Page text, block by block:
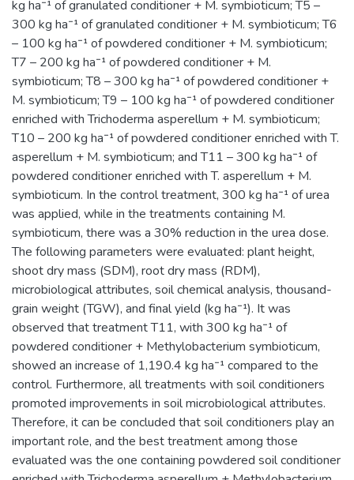
kg ha⁻¹ of granulated conditioner + M. symbioticum; T5 –
300 kg ha⁻¹ of granulated conditioner + M. symbioticum; T6
– 100 kg ha⁻¹ of powdered conditioner + M. symbioticum;
T7 – 200 kg ha⁻¹ of powdered conditioner + M.
symbioticum; T8 – 300 kg ha⁻¹ of powdered conditioner +
M. symbioticum; T9 – 100 kg ha⁻¹ of powdered conditioner
enriched with Trichoderma asperellum + M. symbioticum;
T10 – 200 kg ha⁻¹ of powdered conditioner enriched with T.
asperellum + M. symbioticum; and T11 – 300 kg ha⁻¹ of
powdered conditioner enriched with T. asperellum + M.
symbioticum. In the control treatment, 300 kg ha⁻¹ of urea
was applied, while in the treatments containing M.
symbioticum, there was a 30% reduction in the urea dose.
The following parameters were evaluated: plant height,
shoot dry mass (SDM), root dry mass (RDM),
microbiological attributes, soil chemical analysis, thousand-
grain weight (TGW), and final yield (kg ha⁻¹). It was
observed that treatment T11, with 300 kg ha⁻¹ of
powdered conditioner + Methylobacterium symbioticum,
showed an increase of 1,190.4 kg ha⁻¹ compared to the
control. Furthermore, all treatments with soil conditioners
promoted improvements in soil microbiological attributes.
Therefore, it can be concluded that soil conditioners play an
important role, and the best treatment among those
evaluated was the one containing powdered soil conditioner